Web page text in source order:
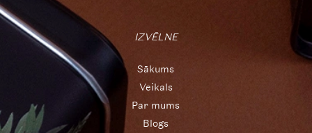
IZVĒLNE
Sākums
Veikals
Par mums
Blogs